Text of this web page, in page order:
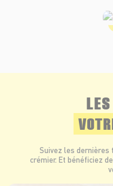
Suivez les dernières
crémier. Et bénéficiez